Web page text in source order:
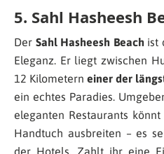
5. Sahl Hasheesh
Der Sahl Hasheesh Beach ist
Eleganz. Er liegt zwischen
12 Kilometern einer der
ein echtes Paradies.
eleganten Restaurants
Handtuch ausbreiten – es
der Hotels. Zahlt ihr eine